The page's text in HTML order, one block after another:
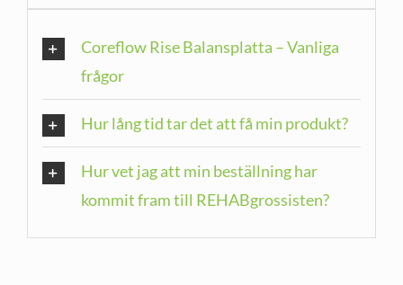
Coreflow Rise Balansplatta – Vanliga
frågor
Hur lång tid tar det att få min produkt?
Hur vet jag att min beställning har
kommit fram till REHABgrossisten?